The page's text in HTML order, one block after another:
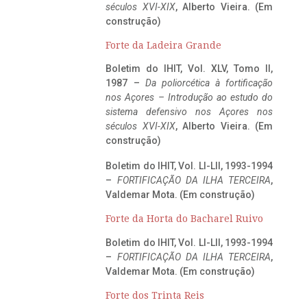
séculos XVI-XIX, Alberto Vieira. (Em
construção)
Forte da Ladeira Grande
Boletim do IHIT, Vol. XLV, Tomo II,
1987 – Da poliorcética à fortificação
nos Açores – Introdução ao estudo do
sistema defensivo nos Açores nos
séculos XVI-XIX, Alberto Vieira. (Em
construção)
Boletim do IHIT, Vol. LI-LII, 1993-1994
– FORTIFICAÇÃO DA ILHA TERCEIRA,
Valdemar Mota. (Em construção)
Forte da Horta do Bacharel Ruivo
Boletim do IHIT, Vol. LI-LII, 1993-1994
– FORTIFICAÇÃO DA ILHA TERCEIRA,
Valdemar Mota. (Em construção)
Forte dos Trinta Reis